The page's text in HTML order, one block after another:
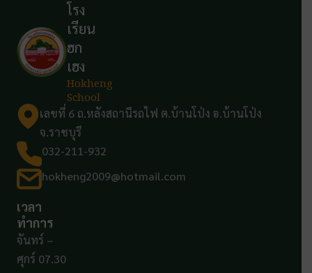
โรง
เรียน
ฮก
เฮง
Hokheng
School
เลขที่ 6 ถ.หลังสถานีรถไฟ ต.บ้านโป่ง อ.บ้านโป่ง
จ.ราชบุรี
032-211-932
hokheng2009@hotmail.com
เวลา
ทำการ
จันทร์ –
ศุกร์ 07.30